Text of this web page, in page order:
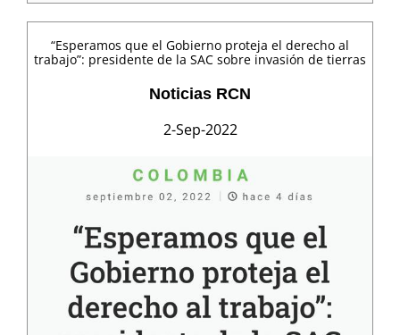
“Esperamos que el Gobierno proteja el derecho al
trabajo”: presidente de la SAC sobre invasión de tierras
Noticias RCN
2-Sep-2022